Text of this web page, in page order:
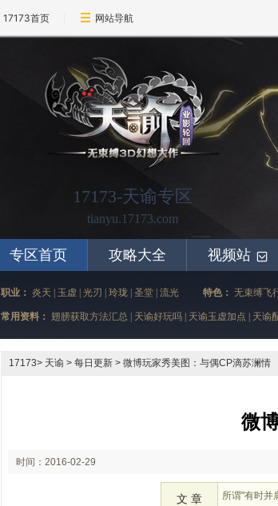
17173首页 网站导航
17173-天谕专区
tianyu.17173.com
专区首页 攻略大全 视频站 +
职业： 炎天 玉虚 光刃 玲珑 圣堂 流光 特色： 无束缚飞
常用资料： 翅膀获取方法汇总 天谕好玩吗 天谕玉虚加点 天谕
17173> 天谕 > 每日更新 > 微博玩家秀美图：与偶CP滴苏澜情
微
时间：2016-02-29
文 章
所谓"有时并